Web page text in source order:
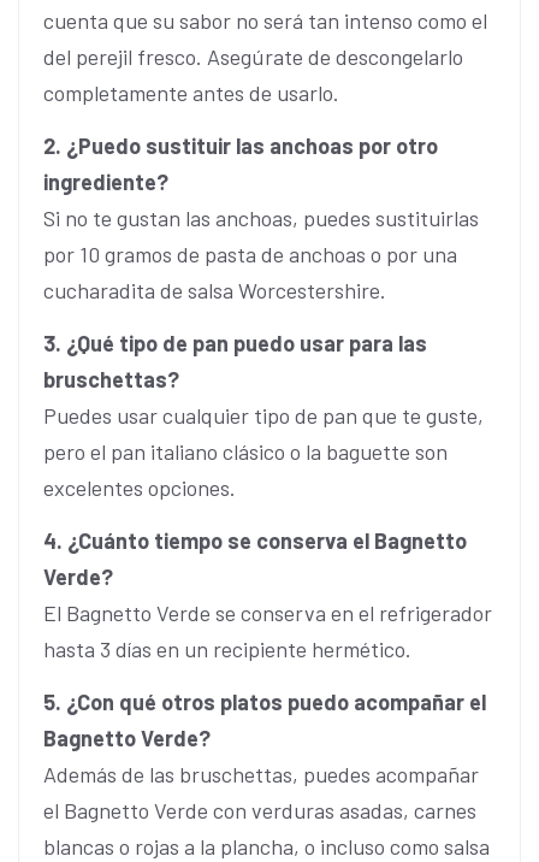
cuenta que su sabor no será tan intenso como el
del perejil fresco. Asegúrate de descongelarlo
completamente antes de usarlo.
2. ¿Puedo sustituir las anchoas por otro
ingrediente?
Si no te gustan las anchoas, puedes sustituirlas
por 10 gramos de pasta de anchoas o por una
cucharadita de salsa Worcestershire.
3. ¿Qué tipo de pan puedo usar para las
bruschettas?
Puedes usar cualquier tipo de pan que te guste,
pero el pan italiano clásico o la baguette son
excelentes opciones.
4. ¿Cuánto tiempo se conserva el Bagnetto
Verde?
El Bagnetto Verde se conserva en el refrigerador
hasta 3 días en un recipiente hermético.
5. ¿Con qué otros platos puedo acompañar el
Bagnetto Verde?
Además de las bruschettas, puedes acompañar
el Bagnetto Verde con verduras asadas, carnes
blancas o rojas a la plancha, o incluso como salsa